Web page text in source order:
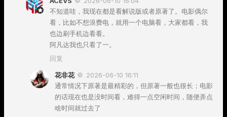
不知道哇，我现在都是看解说版或者原著了。电影偶尔
看，比如不想浪费电，就用一个电脑看，大家都看，我
也边刷手机边看看。
阿凡达我也只看了一。
回复
花非花
2026-06-10 16:11
通常情况下原著是最精彩的，但原著一般也很长；电影
的话现在也是没时间看，难得一点空闲时间，随便弄点
啥时间就过去了